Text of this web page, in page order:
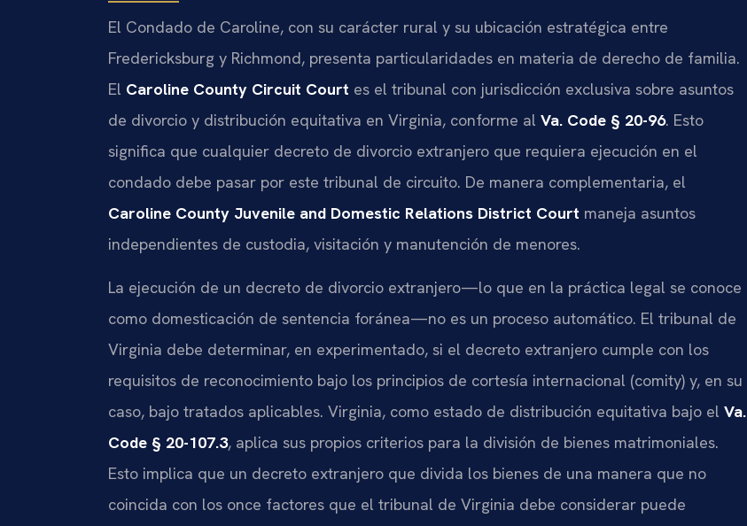
El Condado de Caroline, con su carácter rural y su ubicación estratégica entre
Fredericksburg y Richmond, presenta particularidades en materia de derecho de familia.
El Caroline County Circuit Court es el tribunal con jurisdicción exclusiva sobre asuntos
de divorcio y distribución equitativa en Virginia, conforme al Va. Code § 20-96. Esto
significa que cualquier decreto de divorcio extranjero que requiera ejecución en el
condado debe pasar por este tribunal de circuito. De manera complementaria, el
Caroline County Juvenile and Domestic Relations District Court maneja asuntos
independientes de custodia, visitación y manutención de menores.
La ejecución de un decreto de divorcio extranjero—lo que en la práctica legal se conoce
como domesticación de sentencia foránea—no es un proceso automático. El tribunal de
Virginia debe determinar, en experimentado, si el decreto extranjero cumple con los
requisitos de reconocimiento bajo los principios de cortesía internacional (comity) y, en su
caso, bajo tratados aplicables. Virginia, como estado de distribución equitativa bajo el Va.
Code § 20-107.3, aplica sus propios criterios para la división de bienes matrimoniales.
Esto implica que un decreto extranjero que divida los bienes de una manera que no
coincida con los once factores que el tribunal de Virginia debe considerar puede